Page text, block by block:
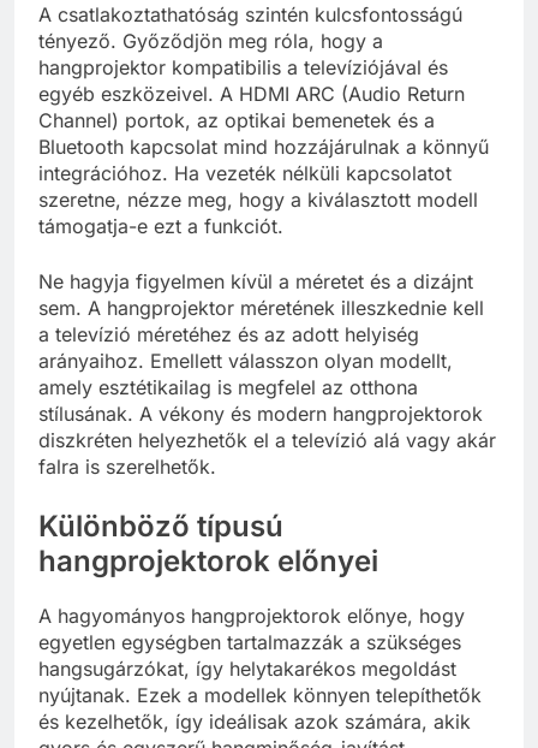
A csatlakoztathatóság szintén kulcsfontosságú
tényező. Győződjön meg róla, hogy a
hangprojektor kompatibilis a televíziójával és
egyéb eszközeivel. A HDMI ARC (Audio Return
Channel) portok, az optikai bemenetek és a
Bluetooth kapcsolat mind hozzájárulnak a könnyű
integrációhoz. Ha vezeték nélküli kapcsolatot
szeretne, nézze meg, hogy a kiválasztott modell
támogatja-e ezt a funkciót.
Ne hagyja figyelmen kívül a méretet és a dizájnt
sem. A hangprojektor méretének illeszkednie kell
a televízió méretéhez és az adott helyiség
arányaihoz. Emellett válasszon olyan modellt,
amely esztétikailag is megfelel az otthona
stílusának. A vékony és modern hangprojektorok
diszkréten helyezhetők el a televízió alá vagy akár
falra is szerelhetők.
Különböző típusú
hangprojektorok előnyei
A hagyományos hangprojektorok előnye, hogy
egyetlen egységben tartalmazzák a szükséges
hangsugárzókat, így helytakarékos megoldást
nyújtanak. Ezek a modellek könnyen telepíthetők
és kezelhetők, így ideálisak azok számára, akik